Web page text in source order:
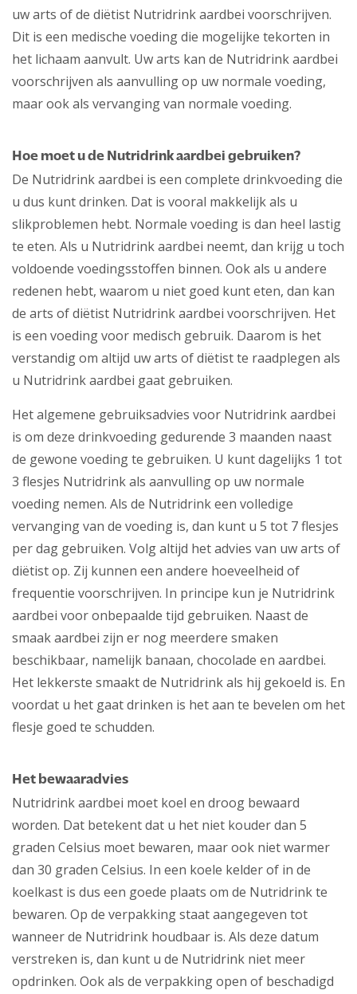
uw arts of de diëtist Nutridrink aardbei voorschrijven.
Dit is een medische voeding die mogelijke tekorten in
het lichaam aanvult. Uw arts kan de Nutridrink aardbei
voorschrijven als aanvulling op uw normale voeding,
maar ook als vervanging van normale voeding.
Hoe moet u de Nutridrink aardbei gebruiken?
De Nutridrink aardbei is een complete drinkvoeding die
u dus kunt drinken. Dat is vooral makkelijk als u
slikproblemen hebt. Normale voeding is dan heel lastig
te eten. Als u Nutridrink aardbei neemt, dan krijg u toch
voldoende voedingsstoffen binnen. Ook als u andere
redenen hebt, waarom u niet goed kunt eten, dan kan
de arts of diëtist Nutridrink aardbei voorschrijven. Het
is een voeding voor medisch gebruik. Daarom is het
verstandig om altijd uw arts of diëtist te raadplegen als
u Nutridrink aardbei gaat gebruiken.
Het algemene gebruiksadvies voor Nutridrink aardbei
is om deze drinkvoeding gedurende 3 maanden naast
de gewone voeding te gebruiken. U kunt dagelijks 1 tot
3 flesjes Nutridrink als aanvulling op uw normale
voeding nemen. Als de Nutridrink een volledige
vervanging van de voeding is, dan kunt u 5 tot 7 flesjes
per dag gebruiken. Volg altijd het advies van uw arts of
diëtist op. Zij kunnen een andere hoeveelheid of
frequentie voorschrijven. In principe kun je Nutridrink
aardbei voor onbepaalde tijd gebruiken. Naast de
smaak aardbei zijn er nog meerdere smaken
beschikbaar, namelijk banaan, chocolade en aardbei.
Het lekkerste smaakt de Nutridrink als hij gekoeld is. En
voordat u het gaat drinken is het aan te bevelen om het
flesje goed te schudden.
Het bewaaradvies
Nutridrink aardbei moet koel en droog bewaard
worden. Dat betekent dat u het niet kouder dan 5
graden Celsius moet bewaren, maar ook niet warmer
dan 30 graden Celsius. In een koele kelder of in de
koelkast is dus een goede plaats om de Nutridrink te
bewaren. Op de verpakking staat aangegeven tot
wanneer de Nutridrink houdbaar is. Als deze datum
verstreken is, dan kunt u de Nutridrink niet meer
opdrinken. Ook als de verpakking open of beschadigd